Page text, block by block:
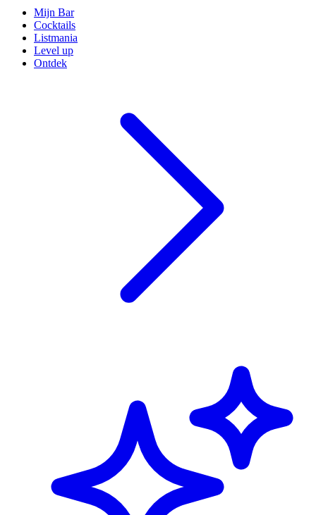
Mijn Bar
Cocktails
Listmania
Level up
Ontdek